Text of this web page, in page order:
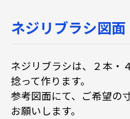
ネジリブラシ図面
ネジリブラシは、２本・
捻って作ります。
参考図面にて、ご希望の
お願いします。